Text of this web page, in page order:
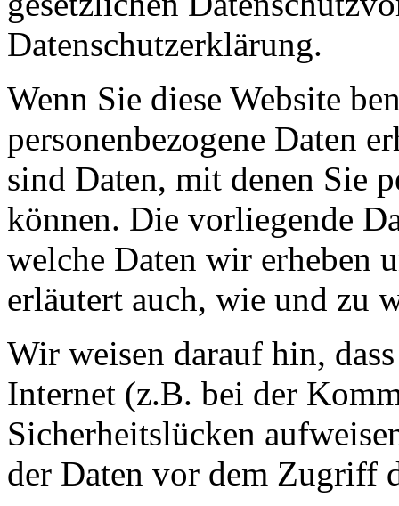
Datenschutzerklärung.
Wenn Sie diese Website
personenbezogene Daten
sind Daten, mit denen Sie
können. Die vorliegende
welche Daten wir erheben
erläutert auch, wie und zu
Wir weisen darauf hin,
Internet (z.B. bei der
Sicherheitslücken
der Daten vor dem Zugriff